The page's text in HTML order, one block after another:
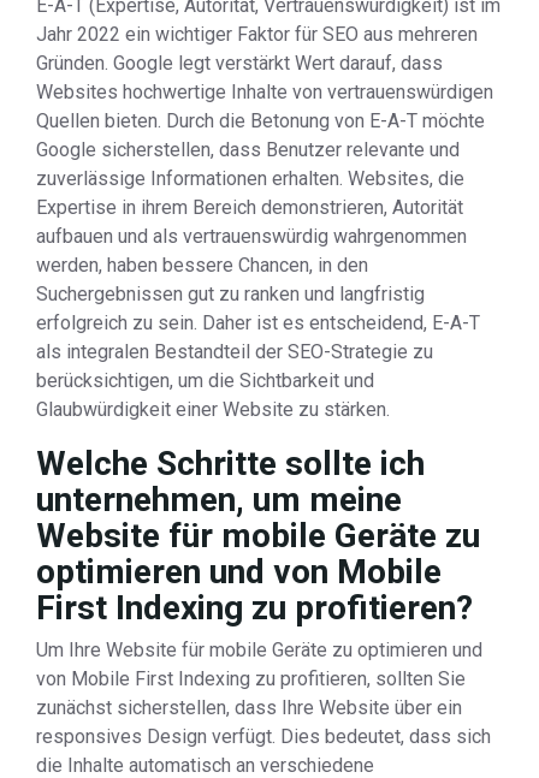
E-A-T (Expertise, Autorität, Vertrauenswürdigkeit) ist im
Jahr 2022 ein wichtiger Faktor für SEO aus mehreren
Gründen. Google legt verstärkt Wert darauf, dass
Websites hochwertige Inhalte von vertrauenswürdigen
Quellen bieten. Durch die Betonung von E-A-T möchte
Google sicherstellen, dass Benutzer relevante und
zuverlässige Informationen erhalten. Websites, die
Expertise in ihrem Bereich demonstrieren, Autorität
aufbauen und als vertrauenswürdig wahrgenommen
werden, haben bessere Chancen, in den
Suchergebnissen gut zu ranken und langfristig
erfolgreich zu sein. Daher ist es entscheidend, E-A-T
als integralen Bestandteil der SEO-Strategie zu
berücksichtigen, um die Sichtbarkeit und
Glaubwürdigkeit einer Website zu stärken.
Welche Schritte sollte ich
unternehmen, um meine
Website für mobile Geräte zu
optimieren und von Mobile
First Indexing zu profitieren?
Um Ihre Website für mobile Geräte zu optimieren und
von Mobile First Indexing zu profitieren, sollten Sie
zunächst sicherstellen, dass Ihre Website über ein
responsives Design verfügt. Dies bedeutet, dass sich
die Inhalte automatisch an verschiedene